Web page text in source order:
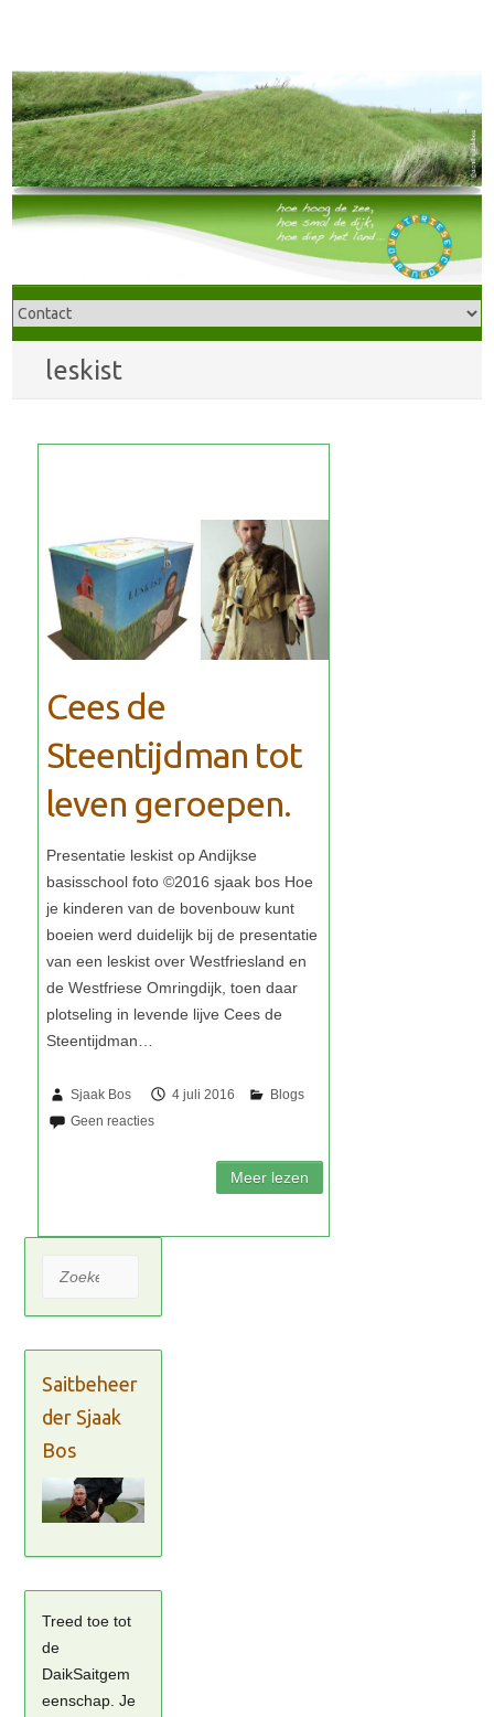
leskist
Cees de
Steentijdman tot
leven geroepen.
Sjaak Bos 4 juli 2016
Zoeken
Saitbeheer
der Sjaak
Bos
Treed toe tot
de
DaikSaitgem
eenschap. Je